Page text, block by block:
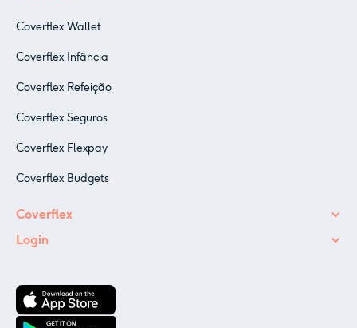
Coverflex Wallet
Coverflex Infância
Coverflex Refeição
Coverflex Seguros
Coverflex Flexpay
Coverflex Budgets
Coverflex
Login